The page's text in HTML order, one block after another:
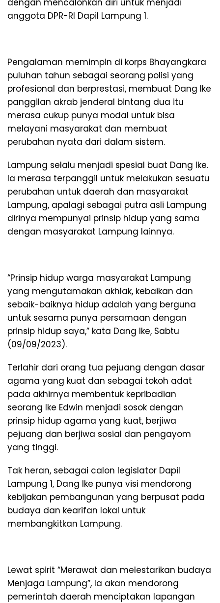
dengan mencalonkan diri untuk menjadi
anggota DPR-RI Dapil Lampung 1.
Pengalaman memimpin di korps Bhayangkara
puluhan tahun sebagai seorang polisi yang
profesional dan berprestasi, membuat Dang Ike
panggilan akrab jenderal bintang dua itu
merasa cukup punya modal untuk bisa
melayani masyarakat dan membuat
perubahan nyata dari dalam sistem.
Lampung selalu menjadi spesial buat Dang Ike.
Ia merasa terpanggil untuk melakukan sesuatu
perubahan untuk daerah dan masyarakat
Lampung, apalagi sebagai putra asli Lampung
dirinya mempunyai prinsip hidup yang sama
dengan masyarakat Lampung lainnya.
“Prinsip hidup warga masyarakat Lampung
yang mengutamakan akhlak, kebaikan dan
sebaik-baiknya hidup adalah yang berguna
untuk sesama punya persamaan dengan
prinsip hidup saya,” kata Dang Ike, Sabtu
(09/09/2023).
Terlahir dari orang tua pejuang dengan dasar
agama yang kuat dan sebagai tokoh adat
pada akhirnya membentuk kepribadian
seorang Ike Edwin menjadi sosok dengan
prinsip hidup agama yang kuat, berjiwa
pejuang dan berjiwa sosial dan pengayom
yang tinggi.
Tak heran, sebagai calon legislator Dapil
Lampung 1, Dang Ike punya visi mendorong
kebijakan pembangunan yang berpusat pada
budaya dan kearifan lokal untuk
membangkitkan Lampung.
Lewat spirit “Merawat dan melestarikan budaya
Menjaga Lampung”, Ia akan mendorong
pemerintah daerah menciptakan lapangan